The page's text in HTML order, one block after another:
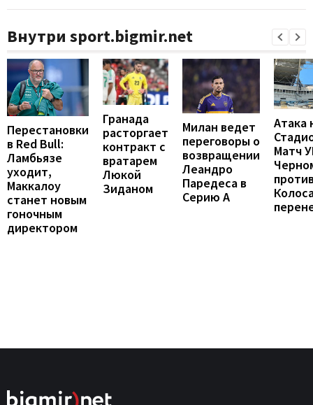
Внутри sport.bigmir.net
Перестановки
в Red Bull:
Ламбьязе
уходит,
Маккалоу
станет новым
гоночным
директором
Гранада
расторгает
контракт с
вратарем
Люкой
Зиданом
Милан ведет
переговоры о
возвращении
Леандро
Паредеса в
Серию А
Атака
Матч